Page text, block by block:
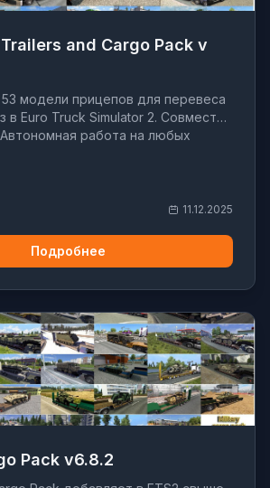
and Cargo Pack v
модели прицепов для перевеса
в Euro Truck Simulator 2. Совместим
Автономная работа на любых
11.12.2025
Подробнее
Pack v6.8.2